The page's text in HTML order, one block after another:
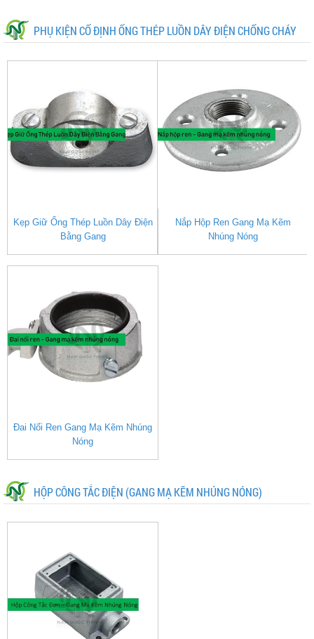
PHỤ KIỆN CỐ ĐỊNH ỐNG THÉP LUỒN DÂY ĐIỆN CHỐNG CHÁY
Kẹp Giữ Ống Thép Luồn Dây Điện
Bằng Gang
Đai Nối Ren Gang Mạ Kẽm Nhúng
Nóng
Nắp Hộp Ren Gang Mạ Kẽm
Nhúng Nóng
HỘP CÔNG TẮC ĐIỆN (GANG MẠ KẼM NHÚNG NÓNG)